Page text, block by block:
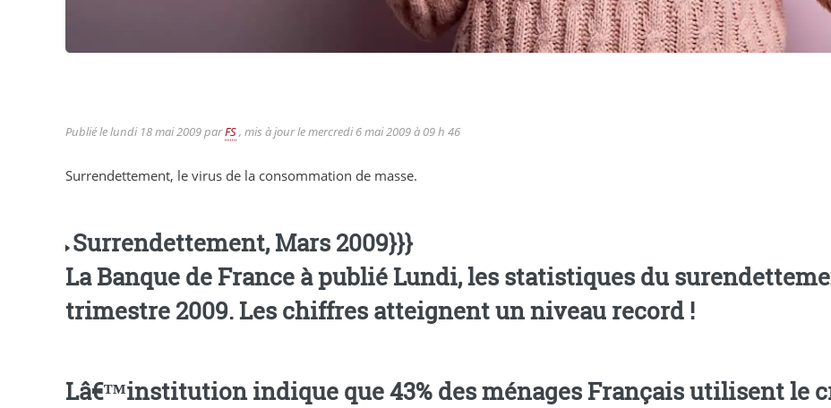
Publié lelundi 18 mai 2009parFS, mis à jour lemercredi 6 mai 2009 à 09 h 46
Surrendettement, le virus de la consommation de masse.
Surrendettement, Mars 2009}}}
La Banque de France à publié Lundi, les statistiques du
trimestre 2009. Les chiffres atteignent un niveau record !
Lâ€™institution indique que 43% des ménages Français utilisent le